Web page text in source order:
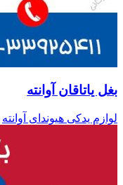
بغل یاتاقان آوانته
لوازم یدکی هیوندای آوانته